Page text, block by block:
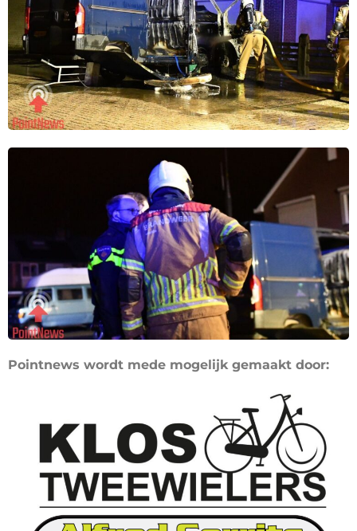
Pointnews wordt mede mogelijk gemaakt door: